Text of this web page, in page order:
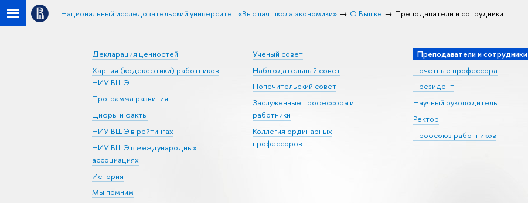
Национальный исследовательский университет «Высшая школа экономики» О Вышке Преподаватели и сотрудники
Декларация ценностей
Хартия (кодекс этики) работников
НИУ ВШЭ
Программа развития
Цифры и факты
НИУ ВШЭ в рейтингах
НИУ ВШЭ в международных
ассоциациях
История
Мы помним
Ученый совет
Наблюдательный совет
Попечительский совет
Заслуженные профессора и
работники
Коллегия ординарных
профессоров
Преподаватели и сотрудники
Почетные профессора
Президент
Научный руководитель
Ректор
Профсоюз работников